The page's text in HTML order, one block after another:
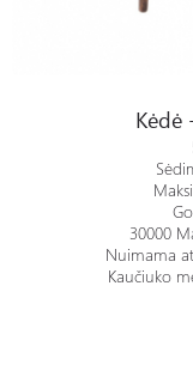
Kėdė
30000
Nuimama
Kaučiuko